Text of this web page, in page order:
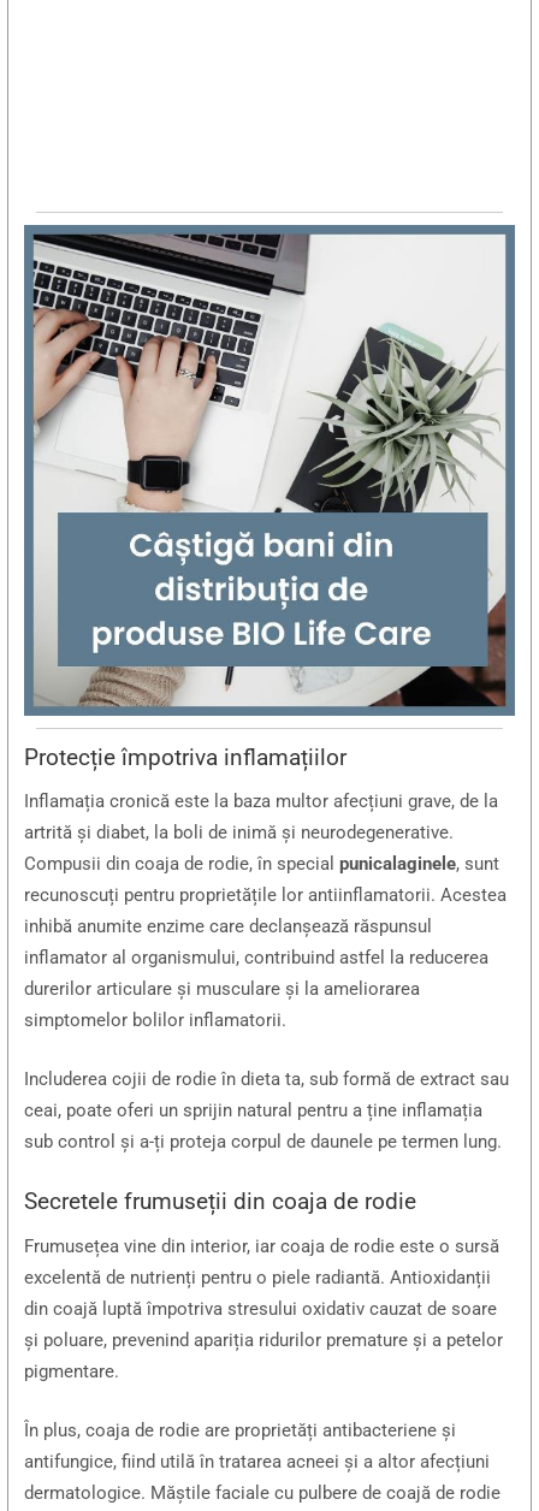
Protecție împotriva inflamațiilor
Inflamația cronică este la baza multor afecțiuni grave, de la
artrită și diabet, la boli de inimă și neurodegenerative.
Compusii din coaja de rodie, în specialpunicalaginele, sunt
recunoscuți pentru proprietățile lor antiinflamatorii. Acestea
inhibă anumite enzime care declanșează răspunsul
inflamator al organismului, contribuind astfel la reducerea
durerilor articulare și musculare și la ameliorarea
simptomelor bolilor inflamatorii.
Includerea cojii de rodie în dieta ta, sub formă de extract sau
ceai, poate oferi un sprijin natural pentru a ține inflamația
sub control și a-ți proteja corpul de daunele pe termen lung.
Secretele frumuseții din coaja de rodie
Frumusețea vine din interior, iar coaja de rodie este o sursă
excelentă de nutrienți pentru o piele radiantă. Antioxidanții
din coajă luptă împotriva stresului oxidativ cauzat de soare
și poluare, prevenind apariția ridurilor premature și a petelor
pigmentare.
În plus, coaja de rodie are proprietăți antibacteriene și
antifungice, fiind utilă în tratarea acneei și a altor afecțiuni
dermatologice. Măștile faciale cu pulbere de coajă de rodie